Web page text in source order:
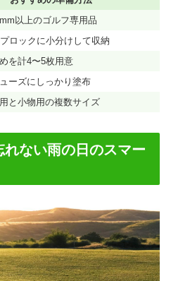
以上のゴルフ専用品
ロックに小分けして収納
を計4〜5枚用意
ーズにしっかり塗布
と小物用の複数サイズ
れない雨の日のスマー